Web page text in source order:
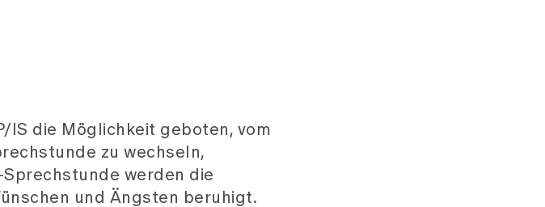
IS die Möglichkeit geboten, vom
zu wechseln,
Sprechstunde werden die
und Ängsten beruhigt.